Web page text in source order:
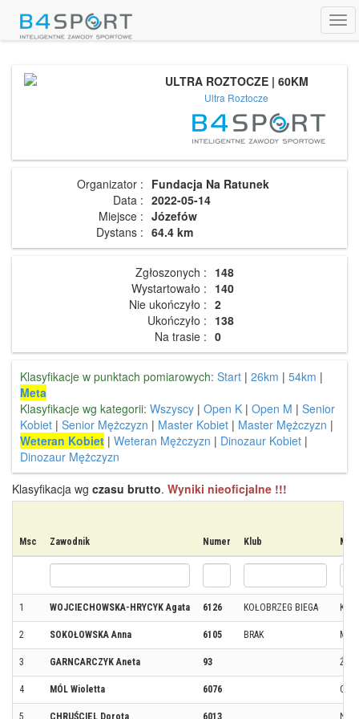
ULTRA ROZTOCZE | 60KM
Ultra Roztocze
Organizator : Fundacja Na Ratunek
Data : 2022-05-14
Miejsce : Józefów
Dystans : 64.4 km
Zgłoszonych : 148
Wystartowało : 140
Nie ukończyło : 2
Ukończyło : 138
Na trasie : 0
Klasyfikacje w punktach pomiarowych: Start | 26km | 54km |
Meta
Klasyfikacje wg kategorii: Wszyscy | Open K | Open M | Senior
Kobiet | Senior Mężczyzn | Master Kobiet | Master Mężczyzn |
Weteran Kobiet | Weteran Mężczyzn | Dinozaur Kobiet |
Dinozaur Mężczyzn
Klasyfikacja wg czasu brutto. Wyniki nieoficjalne !!!
Msc Zawodnik Numer Klub
1 WOJCIECHOWSKA-HRYCYK Agata 6126 KOŁOBRZEG BIEGA
2 SOKOŁOWSKA Anna 6105 BRAK
3 GARNCARCZYK Aneta 93
4 MÓL Wioletta 6076
5 CHRUŚCIEL Dorota 6013